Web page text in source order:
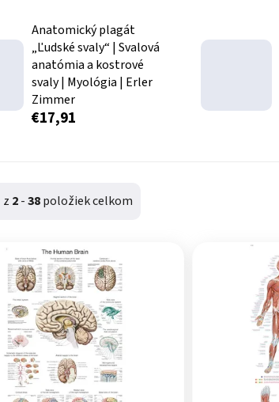
Anatomický plagát
„Ľudské svaly“ | Svalová
anatómia a kostrové
svaly | Myológia | Erler
Zimmer
€17,91
z 2-38položiek celkom